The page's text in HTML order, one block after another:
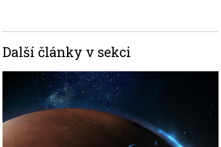
Další články v sekci
Image